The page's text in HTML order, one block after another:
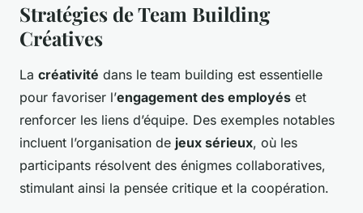
Stratégies de Team Building
Créatives
La créativité dans le team building est essentielle
pour favoriser l’engagement des employés et
renforcer les liens d’équipe. Des exemples notables
incluent l’organisation de jeux sérieux, où les
participants résolvent des énigmes collaboratives,
stimulant ainsi la pensée critique et la coopération.